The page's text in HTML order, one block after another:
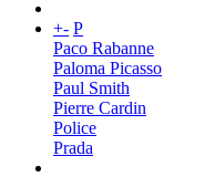
+- P
Paco Rabanne
Paloma Picasso
Paul Smith
Pierre Cardin
Police
Prada